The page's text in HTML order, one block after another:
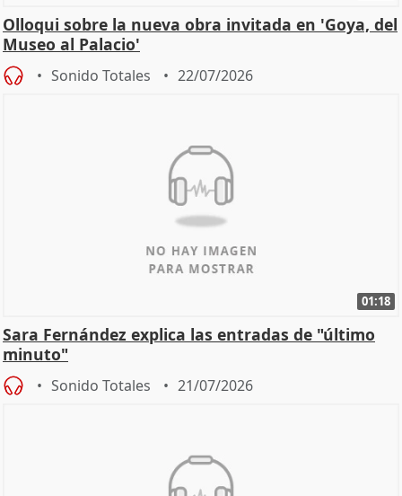
Olloqui sobre la nueva obra invitada en 'Goya, del
Museo al Palacio'
Sonido Totales 22/07/2026
01:18
Sara Fernández explica las entradas de "último
minuto"
Sonido Totales 21/07/2026